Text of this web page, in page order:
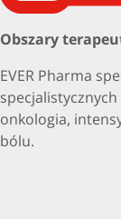
Obszary
EVER Pharma
onkologia,
bólu.